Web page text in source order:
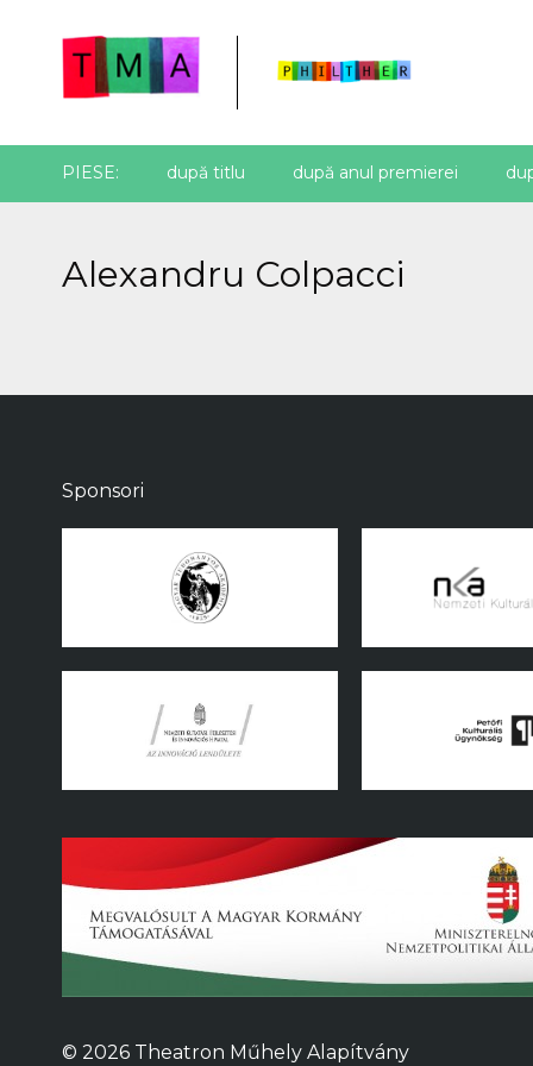
PIESE: după titlu după anul premierei
Alexandru Colpacci
Sponsori
© 2026 Theatron Műhely Alapítvány